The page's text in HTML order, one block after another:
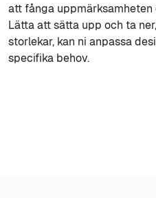
att fånga
Lätta att sätta upp och ta
storlekar, kan ni anpassa
specifika behov.